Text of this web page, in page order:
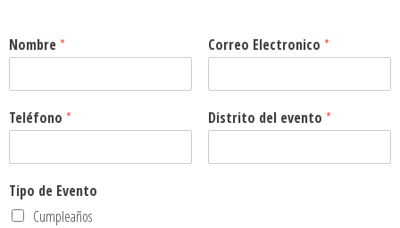
Nombre* Correo Electronico *
Teléfono * Distrito del evento *
Tipo de Evento
Cumpleaños